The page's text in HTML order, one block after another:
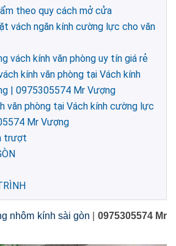
theo quy cách mở cửa
vách ngăn kính cường lực cho văn
vách kính văn phòng uy tín giá rẻ
kính văn phòng tại Vách kính
| 0975305574 Mr Vượng
văn phòng tại Vách kính cường lực
Mr Vượng
trượt
nhôm kính sài gòn
0975305574 Mr